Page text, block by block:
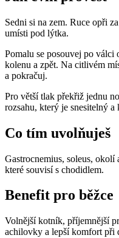
Sedni si na zem. Ruce opři
umísti pod lýtka.
Pomalu se posouvej po válci
kolenu a zpět. Na citlivém
a pokračuj.
Pro větší tlak překřiž jednu
rozsahu, který je snesitelný
Co tím uvolňuješ
Gastrocnemius, soleus, okolí
které souvisí s chodidlem.
Benefit pro běžce
Volnější kotník, příjemnější
achilovky a lepší komfort při